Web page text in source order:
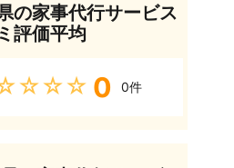
の家事代行サービス
評価平均
0 0件